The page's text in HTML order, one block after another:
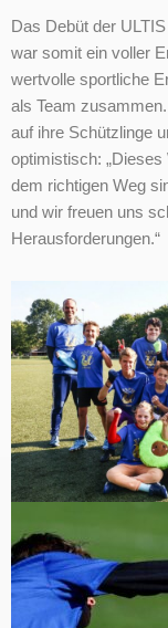
Das Debüt der
war somit ein voller
wertvolle sportliche
als Team
auf ihre Schützlinge
optimistisch:
dem richtigen Weg
und wir freuen uns
Herausforderungen.“